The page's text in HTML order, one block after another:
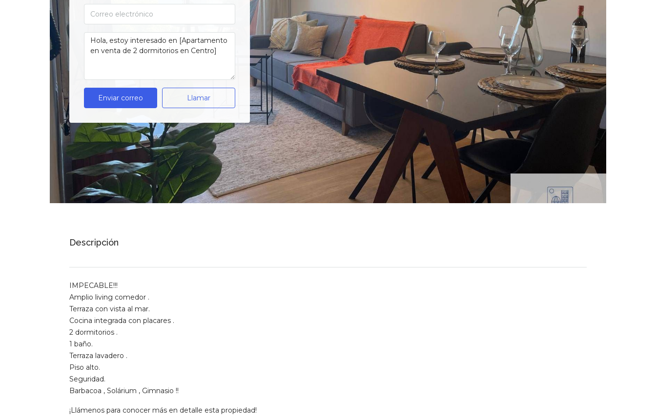
Enviar correo Llamar
Descripción
IMPECABLE!!!
Amplio living comedor .
Terraza con vista al mar.
Cocina integrada con placares .
2 dormitorios .
1 baño.
Terraza lavadero .
Piso alto.
Seguridad.
Barbacoa , Solárium , Gimnasio !!
¡Llámenos para conocer más en detalle esta propiedad!